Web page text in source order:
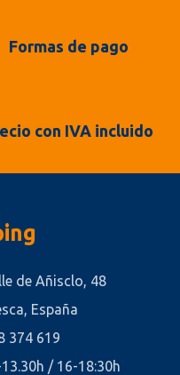
Formas de pago
con IVA incluido
de Añisclo, 48
España
374 619
/ 16-18:30h